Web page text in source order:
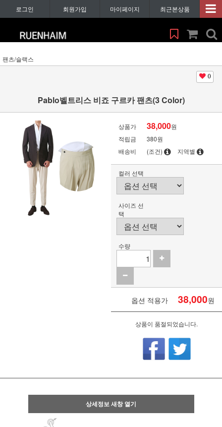
로그인 회원가입 마이페이지 최근본상품
팬츠/슬랙스
0
Pablo벨트리스 비죠 구르카 팬츠(3 Color)
상품가 38,000원
적립금
380원
배송비
(조건) 지역별
컬러 선택
사이즈 선
택
수량
옵션 적용가 38,000원
상품이 품절되었습니다.
상세정보 새창 열기